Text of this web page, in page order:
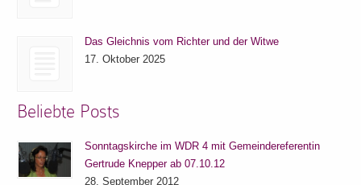
Das Gleichnis vom Richter und der Witwe
17. Oktober 2025
Beliebte Posts
Sonntagskirche im WDR 4 mit Gemeindereferentin
Gertrude Knepper ab 07.10.12
28. September 2012